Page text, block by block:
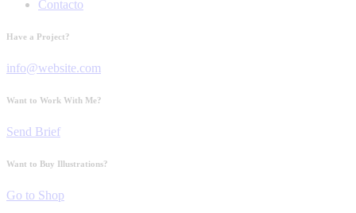
Contacto
Have a Project?
info@website.com
Want to Work With Me?
Send Brief
Want to Buy Illustrations?
Go to Shop